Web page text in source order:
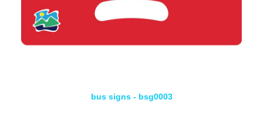
bus signs - bsg0003